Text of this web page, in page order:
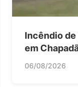
Incêndio
em
06/08/2026